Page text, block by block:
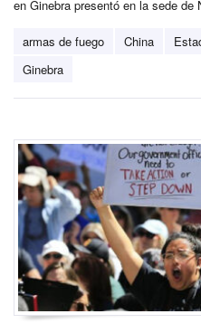
en Ginebra presentó en la sede de
armas de fuego China
Ginebra